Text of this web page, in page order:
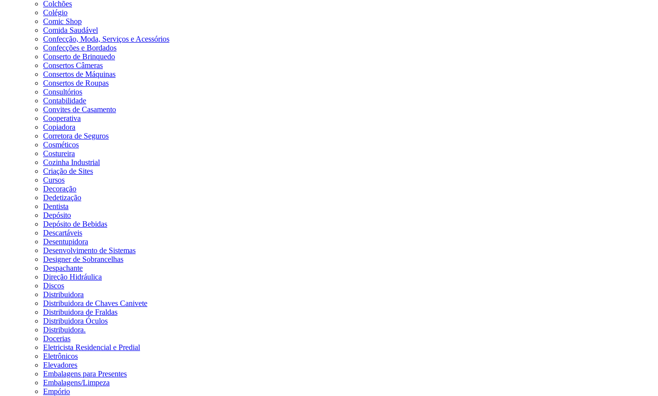
Colchões
Colégio
Comic Shop
Comida Saudável
Confecção, Moda, Serviços e Acessórios
Confecções e Bordados
Conserto de Brinquedo
Consertos Câmeras
Consertos de Máquinas
Consertos de Roupas
Consultórios
Contabilidade
Convites de Casamento
Cooperativa
Copiadora
Corretora de Seguros
Cosméticos
Costureira
Cozinha Industrial
Criação de Sites
Cursos
Decoração
Dedetização
Dentista
Depósito
Depósito de Bebidas
Descartáveis
Desentupidora
Desenvolvimento de Sistemas
Designer de Sobrancelhas
Despachante
Direção Hidráulica
Discos
Distribuidora
Distribuidora de Chaves Canivete
Distribuidora de Fraldas
Distribuidora Óculos
Distribuidora.
Docerias
Eletricista Residencial e Predial
Eletrônicos
Elevadores
Embalagens para Presentes
Embalagens/Limpeza
Empório